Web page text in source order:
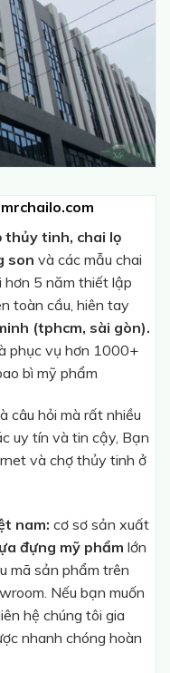
thủy tinh, chai lọ
son và các mẫu chai
hơn 5 năm thiết lập
toàn cầu, hiên tay
(tphcm, sài gòn).
phục vụ hơn 1000+
bì mỹ phẩm
câu hỏi mà rất nhiều
uy tín và tin cậy, Bạn
và chợ thủy tinh ở
nam: cơ sơ sản xuất
đựng mỹ phẩm lớn
mã sản phẩm trên
Nếu bạn muốn
hệ chúng tôi gia
nhanh chóng hoàn